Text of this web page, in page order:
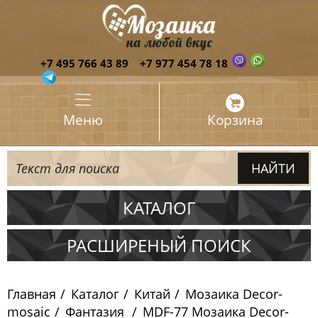
+7 495 766 43 89 +7 977 454 78 18
Меню Корзина
КАТАЛОГ
Испания
Китай
РАСШИРЕНЫЙ ПОИСК
Главная Каталог Китай
Мозаика Decor-
mosaic
Фантазия
MDF-77 Мозаика Decor-